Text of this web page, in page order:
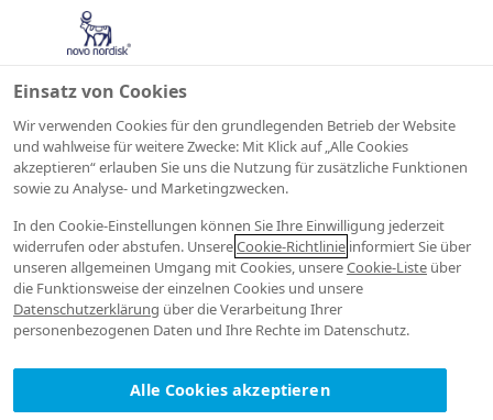
Einsatz von Cookies
Wir verwenden Cookies für den grundlegenden Betrieb der Website
und wahlweise für weitere Zwecke: Mit Klick auf „Alle Cookies
akzeptieren“ erlauben Sie uns die Nutzung für zusätzliche Funktionen
sowie zu Analyse- und Marketingzwecken.
In den Cookie-Einstellungen können Sie Ihre Einwilligung jederzeit
widerrufen oder abstufen. UnsereCookie-Richtlinie informiert Sie über
unseren allgemeinen Umgang mit Cookies, unsereCookie-Liste über
die Funktionsweise der einzelnen Cookies und unsere
Datenschutzerklärung über die Verarbeitung Ihrer
personenbezogenen Daten und Ihre Rechte im Datenschutz.
Alle Cookies akzeptieren